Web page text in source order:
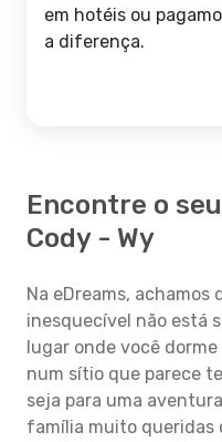
em hotéis ou
a diferença.
Encontre o
Cody - Wy
Na eDreams, achamos
inesquecível não está
lugar onde você
num sítio que parece
seja para uma
família muito queridas